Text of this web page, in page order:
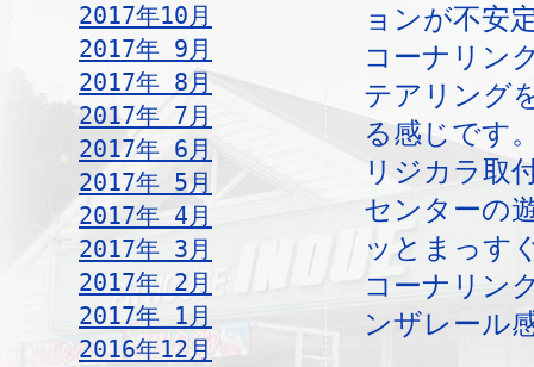
2017年10月
2017年 9月
2017年 8月
2017年 7月
2017年 6月
2017年 5月
2017年 4月
2017年 3月
2017年 2月
2017年 1月
2016年12月
ョンが不安
コーナリン
テアリング
る感じです
リジカラ取
センターの
ッとまっす
コーナリン
ンザレール